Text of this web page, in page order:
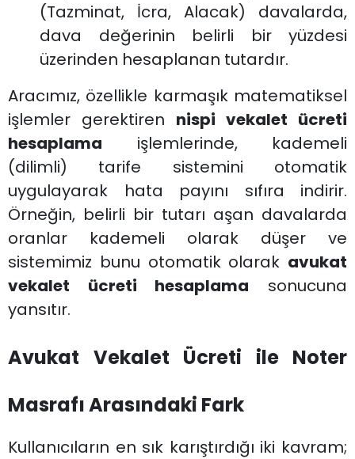
(Tazminat, İcra, Alacak) davalarda,
dava değerinin belirli bir yüzdesi
üzerinden hesaplanan tutardır.
Aracımız, özellikle karmaşık matematiksel
işlemler gerektiren nispi vekalet ücreti
hesaplama işlemlerinde, kademeli
(dilimli) tarife sistemini otomatik
uygulayarak hata payını sıfıra indirir.
Örneğin, belirli bir tutarı aşan davalarda
oranlar kademeli olarak düşer ve
sistemimiz bunu otomatik olarak avukat
vekalet ücreti hesaplama sonucuna
yansıtır.
Avukat Vekalet Ücreti ile Noter
Masrafı Arasındaki Fark
Kullanıcıların en sık karıştırdığı iki kavram;